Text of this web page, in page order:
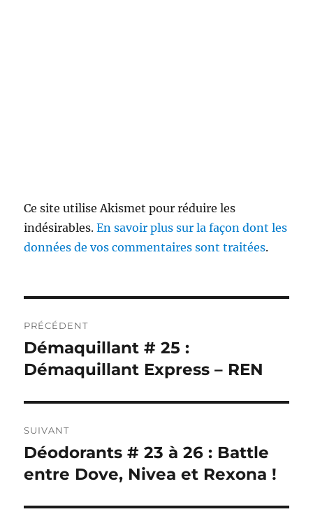
Ce site utilise Akismet pour réduire les
indésirables.En savoir plus sur la façon dont les
données de vos commentaires sont traitées.
de
l’article
PRÉCÉDENT
Publication
précédente :
Démaquillant # 25 :
Démaquillant Express – REN
SUIVANT
Publication
suivante :
Déodorants # 23 à 26 : Battle
entre Dove, Nivea et Rexona !